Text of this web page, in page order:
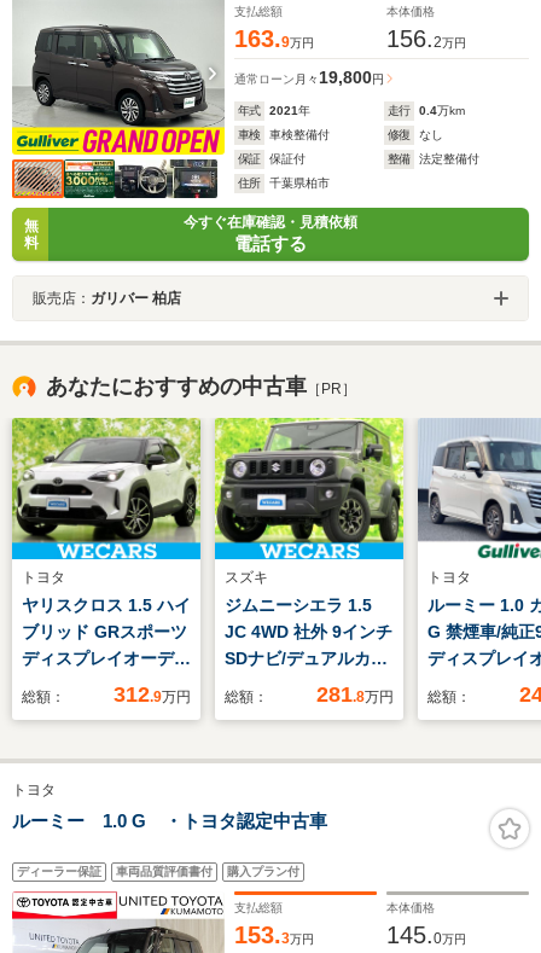
支払総額
163.9万円
本体価格
156.2万円
通常ローン 月々 19,800円
年式 2021年 走行 0.4万km
車検
車検整備付 修復
なし
保証
保証付 整備
法定整備付
住所
千葉県柏市
無
料
今すぐ在庫確認・見積依頼
電話する
販売店： ガリバー 柏店
あなたにおすすめの中古車 ［PR］
トヨタ
ヤリスクロス 1.5 ハイ
ブリッド GRスポーツ
ディスプレイオーディ
オ+ナビ8インチ/トヨ
ニター/車線逸脱防止
支援システム/シート
ハーフレザー/ドライ
総額： 312.9万円
スズキ
ジムニーシエラ 1.5
JC 4WD 社外 9インチ
SDナビ/デュアルカメ
ラブレーキサポート
システム/ヘッドラン
続/ETC/EBD付ABS
総額： 281.8万円
トヨタ
ルーミー 1.0
G 禁煙車/純正
ディスプレイ
オ/全周囲カ
ーズコントロ
側パワースラ
ア/純正14イ
総額：
トヨタ
ルーミー 1.0 G ・トヨタ認定中古車
ディーラー保証 車両品質評価書付 購入プラン付
支払総額
153.3万円
本体価格
145.0万円